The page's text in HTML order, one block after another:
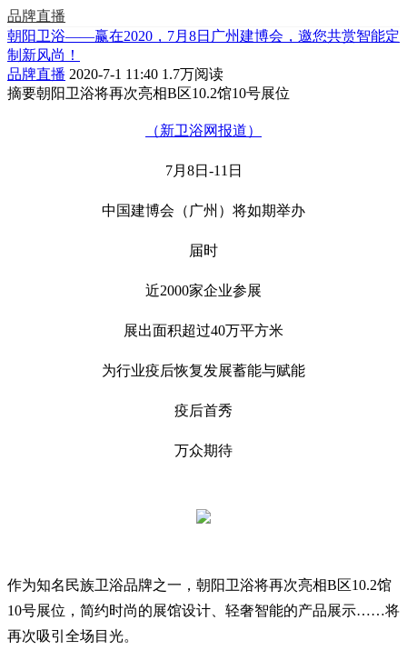
品牌直播
朝阳卫浴——赢在2020，7月8日广州建博会，邀您共赏智能定
制新风尚！
品牌直播 2020-7-1 11:40 1.7万阅读
摘要朝阳卫浴将再次亮相B区10.2馆10号展位
（新卫浴网报道）
7月8日-11日
中国建博会（广州）将如期举办
届时
近2000家企业参展
展出面积超过40万平方米
为行业疫后恢复发展蓄能与赋能
疫后首秀
万众期待
作为知名民族卫浴品牌之一，朝阳卫浴将再次亮相B区10.2馆
10号展位，简约时尚的展馆设计、轻奢智能的产品展示……将
再次吸引全场目光。